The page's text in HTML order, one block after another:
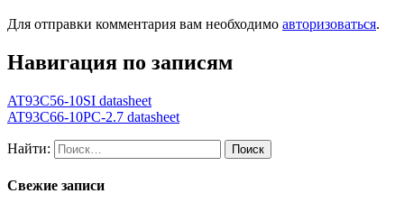
Для отправки комментария вам необходимо авторизоваться.
Навигация по записям
AT93C56-10SI datasheet
AT93C66-10PC-2.7 datasheet
Найти:
Свежие записи